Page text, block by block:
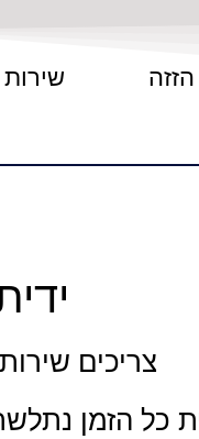
הזזה
צריכים
כל הזמן